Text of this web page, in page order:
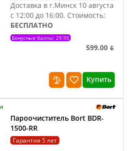
Доставка в г.Минск 10 августа
с 12:00 до 16:00. Стоимость:
БЕСПЛАТНО
Бонусные баллы: 29.95
599.00 ƃ
Купить
Пароочиститель Bort BDR-
1500-RR
Гарантия 5 лет